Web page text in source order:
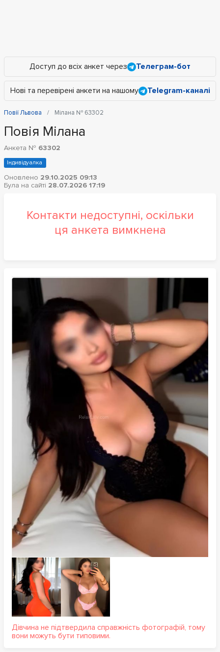
Доступ до всіх анкет через Телеграм-бот
Нові та перевірені анкети на нашому Telegram-каналі
Повії Львова Мілана № 63302
Повія Мілана
Анкета № 63302
Індивідуалка
Оновлено 29.10.2025 09:13
Була на сайті 28.07.2026 17:19
Контакти недоступні, оскільки
ця анкета вимкнена
Дівчина не підтвердила справжність фотографій, тому
вони можуть бути типовими.